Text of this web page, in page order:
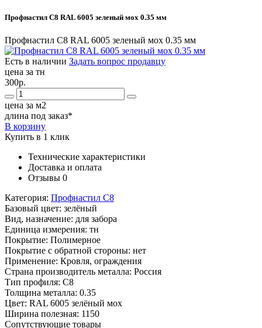
Профнастил С8 RAL 6005 зеленый мох 0.35 мм
Профнастил С8 RAL 6005 зеленый мох 0.35 мм
Есть в наличии Задать вопрос продавцу
цена за тн
300р.
цена за м2
длина под заказ*
В корзину
Купить в 1 клик
Технические характеристики
Доставка и оплата
Отзывы 0
Категория: Профнастил С8
Базовый цвет: зелёный
Вид, назначение: для забора
Единица измерения: тн
Покрытие: Полимерное
Покрытие с обратной стороны: нет
Применение: Кровля, ограждения
Страна производитель металла: Россия
Тип профиля: С8
Толщина металла: 0.35
Цвет: RAL 6005 зелёный мох
Ширина полезная: 1150
Сопутствующие товары